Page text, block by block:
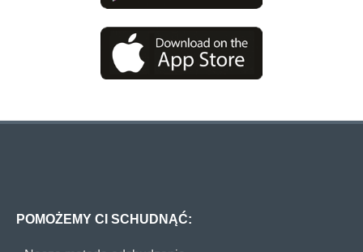
POMOŻEMY CI SCHUDNĄĆ: